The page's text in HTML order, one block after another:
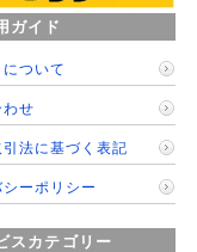
ガイド
ついて
わせ
法に基づく表記
ーポリシー
スカテゴリー